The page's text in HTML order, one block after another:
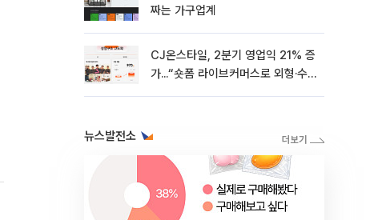
짜는 가구업계
CJ온스타일, 2분기 영업익 21% 증
가...“숏폼 라이브커머스로 외형·수
뉴스발전소